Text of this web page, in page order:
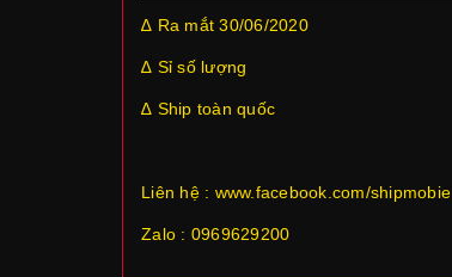
∆ Ra mắt 30/06/2020
∆ Sỉ số lượng
∆ Ship toàn quốc
Liên hệ : www.facebook.com/shipmobie
Zalo : 0969629200